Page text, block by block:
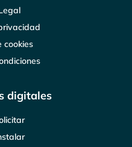
cookies
digitales